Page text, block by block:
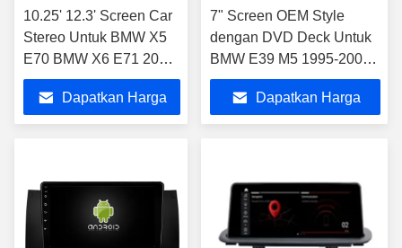
10.25' 12.3' Screen Car
Stereo Untuk BMW X5
E70 BMW X6 E71 2007-
2010 CCC Android
Multimedia Player
Dapatkan Harga
7" Screen OEM Style
dengan DVD Deck Untuk
BMW E39 M5 1995-2003
E53 X5 2000-2007
Android Car Stereo
Dapatkan Harga